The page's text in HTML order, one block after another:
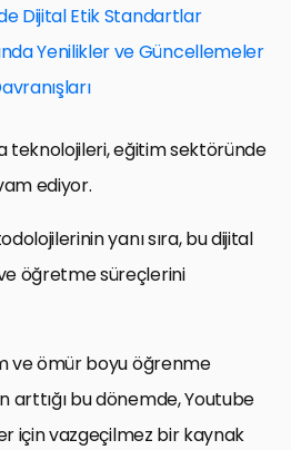
Dijital Etik Standartlar
Yenilikler ve Güncellemeler
teknolojileri, eğitim sektöründe
ediyor.
yanı sıra, bu dijital
öğretme süreçlerini
ve ömür boyu öğrenme
arttığı bu dönemde, Youtube
için vazgeçilmez bir kaynak